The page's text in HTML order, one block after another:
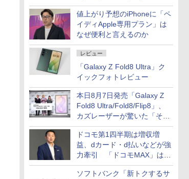
ど注目機種の特徴は
値上がり予想のiPhoneに「ペ
イディApple専用プラン」は
なぜ便利と言えるのか
レビュー
「Galaxy Z Fold8 Ultra」ク
イックフォトレビュー
本日8月7日発売「Galaxy Z
Fold8 Ultra/Fold8/Flip8」、
カズレーザーが驚いた「そば
屋のメニュー並みの薄さ」
ドコモ第1四半期は増収増
益、dカード・d払いなどが強
力牽引 「ドコモMAX」は
400万契約突破
ソフトバンク「新トクするサ